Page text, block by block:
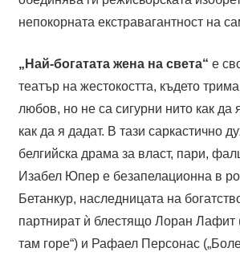
непокорната екстравагантност на
„Най-богатата жена на света“ е
театър на жестокостта, където
любов, но не са сигурни нито как да
как да я дадат. В тази саркастично
белгийска драма за власт, пари,
Изабел Юпер е безапелационна в
Бетанкур, наследницата на
партнират ѝ блестящо Лоран Лафит
там горе“) и Рафаел Персонас